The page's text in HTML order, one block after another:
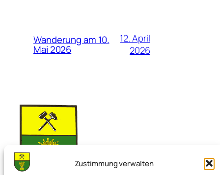
Zustimmung verwalten
Wanderung am 10.
Mai 2026
12. April
2026